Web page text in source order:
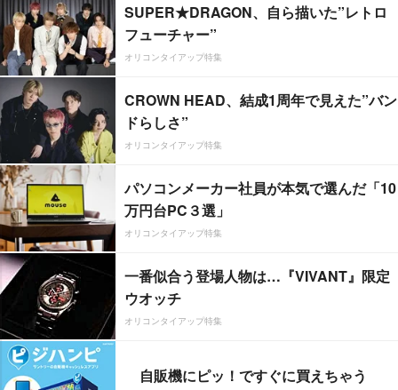
SUPER★DRAGON、自ら描いた”レトロ
フューチャー”
オリコンタイアップ特集
CROWN HEAD、結成1周年で見えた”バン
ドらしさ”
オリコンタイアップ特集
パソコンメーカー社員が本気で選んだ「10
万円台PC３選」
オリコンタイアップ特集
一番似合う登場人物は…『VIVANT』限定
ウオッチ
オリコンタイアップ特集
自販機にピッ！ですぐに買えちゃう